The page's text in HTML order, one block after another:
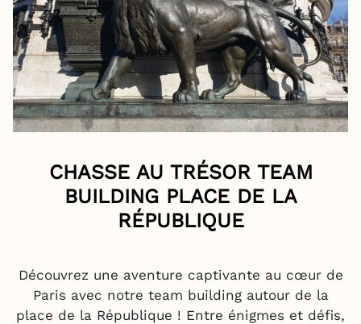
CHASSE AU TRÉSOR TEAM
BUILDING PLACE DE LA
RÉPUBLIQUE
Découvrez une aventure captivante au cœur de
Paris avec notre team building autour de la
place de la République ! Entre énigmes et défis,